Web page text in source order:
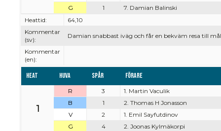
G
1
7. Damian Balinski
Heattid:
64,10
Kommentar
(sv):
Damian snabbast iväg och får en bekväm resa till
Kommentar
(en):
Heat Huva Spår Förare
1
R 3
1. Martin Vaculik
B
1
2. Thomas H Jonasson
V
2
1. Emil Sayfutdinov
G
4
2. Joonas Kylmäkorpi